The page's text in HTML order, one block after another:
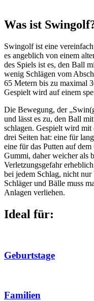
Was ist
Swingolf ist eine
es angeblich von einem
des Spiels ist es, den Ball
wenig Schlägen vom
65 Metern bis zu maximal
Gespielt wird auf einem
Die Bewegung, der
und lässt es zu, den Ball
schlagen. Gespielt wird mit
drei Seiten hat: eine für
eine für das Putten auf
Gummi, daher weicher als
Verletzungsgefahr
bei jedem Schlag, nicht
Schläger und Bälle muss
Anlagen verliehen.
Ideal für:
Geburtstage
Familien